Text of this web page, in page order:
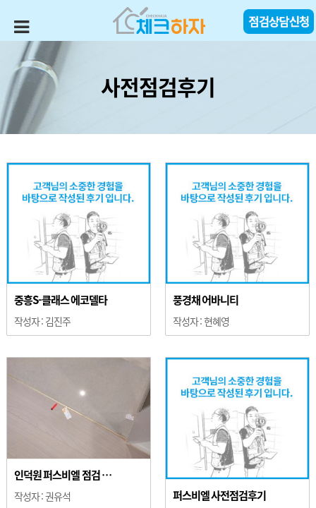
사전점검후기
중흥S-클래스 에코델타
작성자 : 김진주
풍경채 어바니티
작성자 :현혜영
인덕원 퍼스비엘 점검 …
작성자 :권유석 퍼스비엘 사전점검후기